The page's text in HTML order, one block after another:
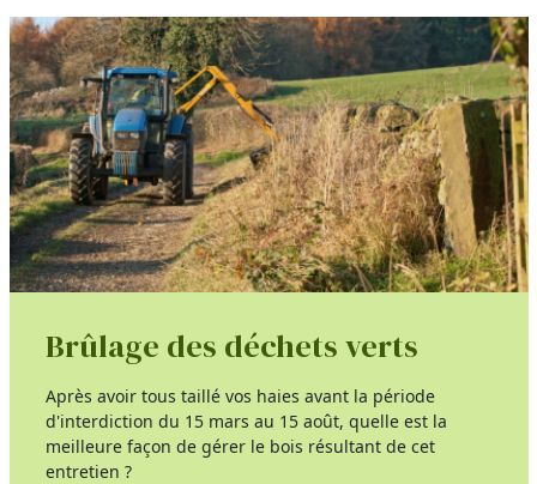
Brûlage des déchets verts
Après avoir tous taillé vos haies avant la période
d'interdiction du 15 mars au 15 août, quelle est la
meilleure façon de gérer le bois résultant de cet
entretien ?